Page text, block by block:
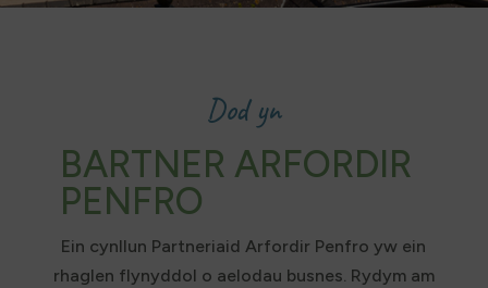
Dod yn
BARTNER ARFORDIR
PENFRO
Ein cynllun Partneriaid Arfordir Penfro yw ein
rhaglen flynyddol o aelodau busnes. Rydym am